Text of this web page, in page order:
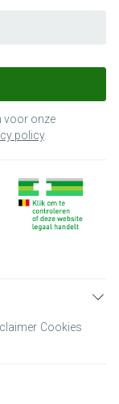
voor onze
policy.
Cookies